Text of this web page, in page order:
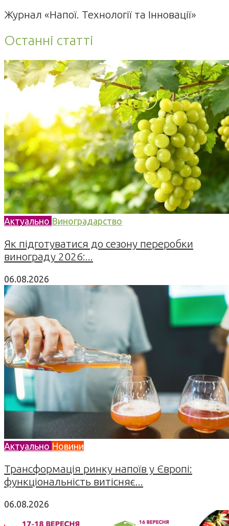
Журнал «Напої. Технології та Інновації»
Останні статті
Актуально Виноградарство
Як підготуватися до сезону переробки
винограду 2026:...
06.08.2026
Актуально Новини
Трансформація ринку напоїв у Європі:
функціональність витісняє...
06.08.2026